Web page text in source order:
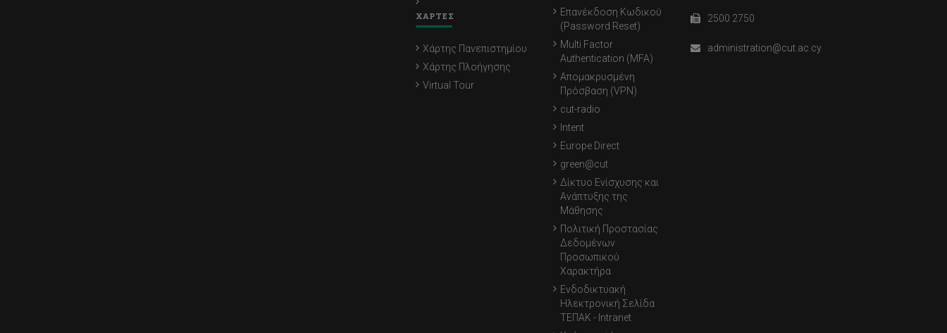
ΧΑΡΤΕΣ
Χάρτης Πανεπιστημίου
Χάρτης Πλοήγησης
Virtual Tour
Επανέκδοση Κωδικού
(Password Reset)
Multi Factor
Authentication (MFA)
Απομακρυσμένη
Πρόσβαση (VPN)
cut-radio
Intent
Europe Direct
green@cut
Δίκτυο Ενίσχυσης και
Ανάπτυξης της
Μάθησης
Πολιτική Προστασίας
Δεδομένων
Προσωπικού
Χαρακτήρα
Ενδοδικτυακή
Ηλεκτρονική Σελίδα
ΤΕΠΑΚ - Intranet
2500 2750
administration@cut.ac.cy